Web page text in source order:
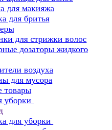
для макияжа
для бритья
для стрижки волос
дозаторы жидкого
воздуха
для мусора
товары
уборки
для уборки